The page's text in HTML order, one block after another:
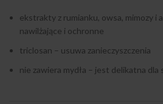
ekstrakty z rumianku, owsa, mimozy i
nawilżające i ochronne
triclosan – usuwa zanieczyszczenia
nie zawiera mydła – jest delikatna dla